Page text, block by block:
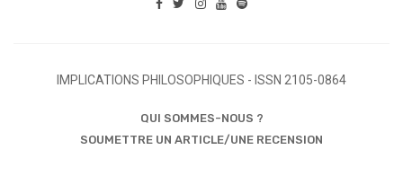
IMPLICATIONS PHILOSOPHIQUES - ISSN 2105-0864
QUI SOMMES-NOUS ?
SOUMETTRE UN ARTICLE/UNE RECENSION